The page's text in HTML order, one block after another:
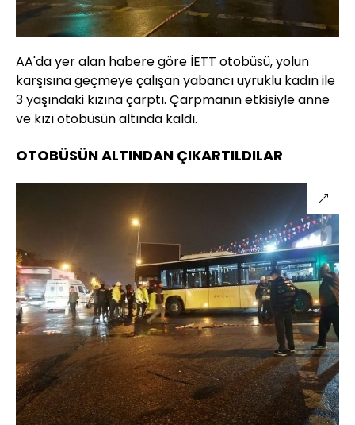
AA'da yer alan habere göre İETT otobüsü, yolun
karşısına geçmeye çalışan yabancı uyruklu kadın ile
3 yaşındaki kızına çarptı. Çarpmanın etkisiyle anne
ve kızı otobüsün altında kaldı.
OTOBÜSÜN ALTINDAN ÇIKARTILDILAR